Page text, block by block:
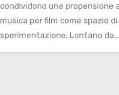
condividono una propensione
musica per film come spazio di
sperimentazione. Lontano da…